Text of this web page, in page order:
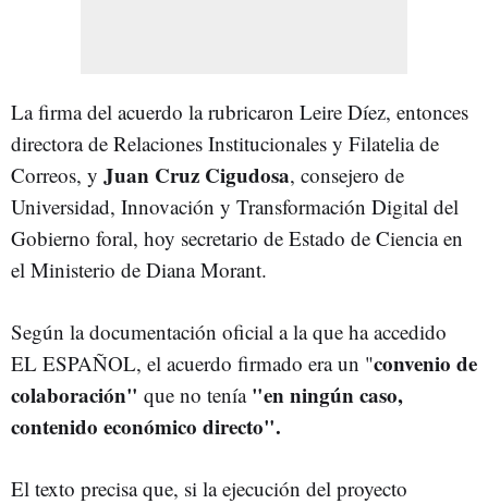
La firma del acuerdo la rubricaron Leire Díez, entonces
directora de Relaciones Institucionales y Filatelia de
Correos, y Juan Cruz Cigudosa, consejero de
Universidad, Innovación y Transformación Digital del
Gobierno foral, hoy secretario de Estado de Ciencia en
el Ministerio de Diana Morant.
Según la documentación oficial a la que ha accedido
EL ESPAÑOL, el acuerdo firmado era un "convenio de
colaboración" que no tenía"en ningún caso,
contenido económico directo".
El texto precisa que, si la ejecución del proyecto